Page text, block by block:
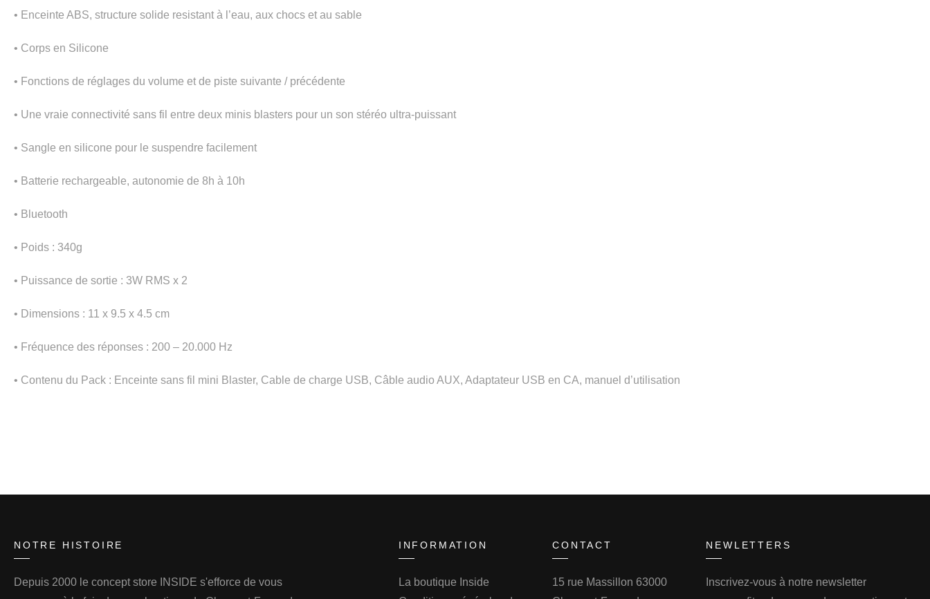
• Enceinte ABS, structure solide resistant à l’eau, aux chocs et au sable
• Corps en Silicone
• Fonctions de réglages du volume et de piste suivante / précédente
• Une vraie connectivité sans fil entre deux minis blasters pour un son stéréo ultra-puissant
• Sangle en silicone pour le suspendre facilement
• Batterie rechargeable, autonomie de 8h à 10h
• Bluetooth
• Poids : 340g
• Puissance de sortie : 3W RMS x 2
• Dimensions : 11 x 9.5 x 4.5 cm
• Fréquence des réponses : 200 – 20.000 Hz
• Contenu du Pack : Enceinte sans fil mini Blaster, Cable de charge USB, Câble audio AUX, Adaptateur USB en CA, manuel d’utilisation
NOTRE HISTOIRE
Depuis 2000 le concept store INSIDE s'efforce de vous
INFORMATION
La boutique Inside
CONTACT
15 rue Massillon 63000
NEWLETTERS
Inscrivez-vous à notre newsletter